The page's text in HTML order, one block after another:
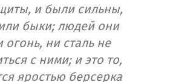
и были сильны,
быки; людей они
огонь, ни сталь не
с ними; и это то,
яростью берсерка